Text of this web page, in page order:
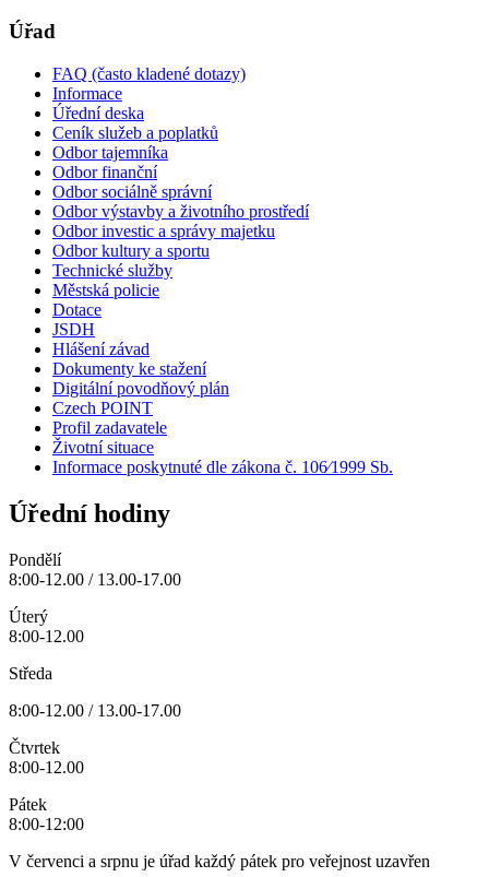
Úřad
FAQ (často kladené dotazy)
Informace
Úřední deska
Ceník služeb a poplatků
Odbor tajemníka
Odbor finanční
Odbor sociálně správní
Odbor výstavby a životního prostředí
Odbor investic a správy majetku
Odbor kultury a sportu
Technické služby
Městská policie
Dotace
JSDH
Hlášení závad
Dokumenty ke stažení
Digitální povodňový plán
Czech POINT
Profil zadavatele
Životní situace
Informace poskytnuté dle zákona č. 106⁄1999 Sb.
Úřední hodiny
Pondělí
8:00-12.00 / 13.00-17.00
Úterý
8:00-12.00
Středa
8:00-12.00 / 13.00-17.00
Čtvrtek
8:00-12.00
Pátek
8:00-12:00
V červenci a srpnu je úřad každý pátek pro veřejnost uzavřen